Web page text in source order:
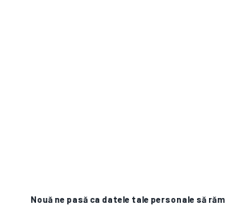
Nouă ne pasă ca datele tale personale să